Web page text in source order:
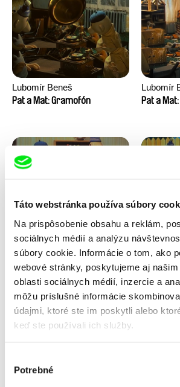
Táto webstránka používa súbory
Na prispôsobenie obsahu a reklám,
sociálnych médií a analýzu
súbory cookie. Informácie o tom, ako
webové stránky, poskytujeme aj
oblasti sociálnych médií, inzercie a
môžu príslušné informácie
údajmi, ktoré ste im poskytli alebo
keď ste používali ich služby.
súhlasu
Potrebné
Lubomír Beneš
Pat a Mat: Gramofón
Lubomír
Pat a Mat:
Lubomír Beneš
Pat a Mat: Hojdacie kreslo
Lubomír
Pat a